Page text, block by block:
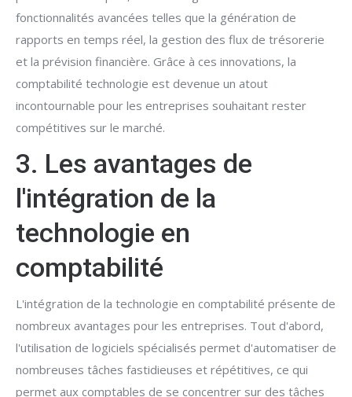
fonctionnalités avancées telles que la génération de
rapports en temps réel, la gestion des flux de trésorerie
et la prévision financière. Grâce à ces innovations, la
comptabilité technologie est devenue un atout
incontournable pour les entreprises souhaitant rester
compétitives sur le marché.
3. Les avantages de
l'intégration de la
technologie en
comptabilité
L'intégration de la technologie en comptabilité présente de
nombreux avantages pour les entreprises. Tout d'abord,
l'utilisation de logiciels spécialisés permet d'automatiser de
nombreuses tâches fastidieuses et répétitives, ce qui
permet aux comptables de se concentrer sur des tâches